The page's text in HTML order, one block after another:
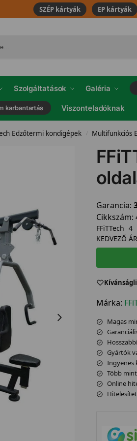
SZÉP kártyák EP kártyák
Szolgáltatások Galéria
karbantartás Viszonteladóknak
Edzőtermi kondigépek / Multifunkciós
Garancia:
Cikkszám:
FFiTTech
KEDVEZŐ
Márka:
Magas
Gyártók
Ingyenes
Több
Online